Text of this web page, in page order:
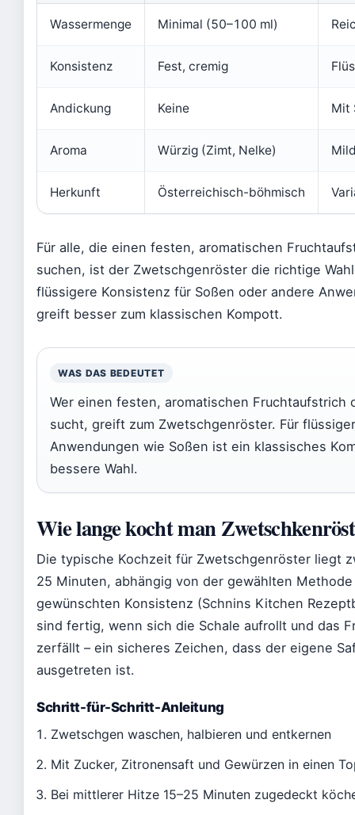
Wassermenge Minimal (50–100 ml)
Konsistenz Fest, cremig
Andickung Keine Mit
Aroma Würzig (Zimt, Nelke)
Herkunft Österreichisch-böhmisch
Für alle, die einen festen, aromatischen
suchen, ist der Zwetschgenröster die richtige
flüssigere Konsistenz für Soßen oder andere
greift besser zum klassischen Kompott.
WAS DAS BEDEUTET
Wer einen festen, aromatischen Fruchtaufstrich
sucht, greift zum Zwetschgenröster. Für
Anwendungen wie Soßen ist ein klassisches
bessere Wahl.
Wie lange kocht man
Die typische Kochzeit für Zwetschgenröster liegt
25 Minuten, abhängig von der gewählten
gewünschten Konsistenz (Schnins Kitchen
sind fertig, wenn sich die Schale aufrollt und das
zerfällt – ein sicheres Zeichen, dass der eigene
ausgetreten ist.
Schritt-für-Schritt-Anleitung
Zwetschgen waschen, halbieren und entkernen
Mit Zucker, Zitronensaft und Gewürzen in einen
Bei mittlerer Hitze 15–25 Minuten zugedeckt